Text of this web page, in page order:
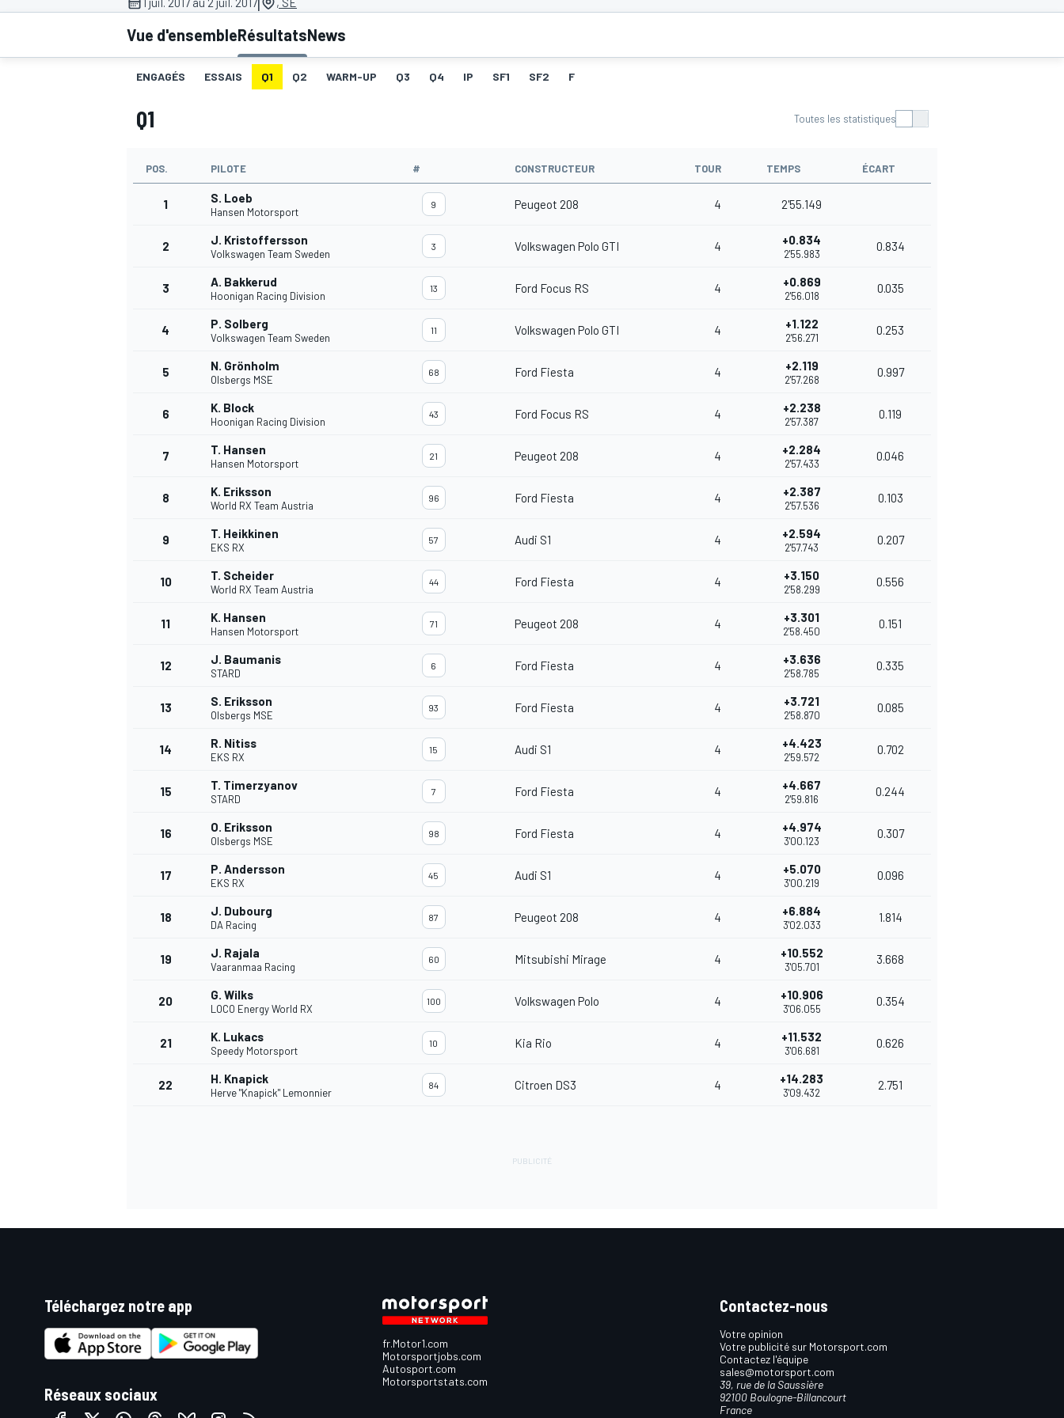
MOTOGP
Vue d'ensembleRésultatsNews
ENGAGÉS ESSAIS Q1 Q2 WARM-UP Q3 Q4 IP SF1 SF2 F
Q1 Toutes les statistiques
POS. PILOTE # CONSTRUCTEUR TOUR TEMPS ÉCART
1 S. Loeb
Hansen Motorsport
9 Peugeot 208 4 2'55.149
2 J. Kristoffersson
Volkswagen Team Sweden
3 Volkswagen Polo GTI 4 +0.834
2'55.983
0.834
3 A. Bakkerud
Hoonigan Racing Division
13 Ford Focus RS 4 +0.869
2'56.018
0.035
4 P. Solberg
Volkswagen Team Sweden
11 Volkswagen Polo GTI 4 +1.122
2'56.271
0.253
5 N. Grönholm
Olsbergs MSE
68 Ford Fiesta 4 +2.119
2'57.268
0.997
6 K. Block
Hoonigan Racing Division
43 Ford Focus RS 4 +2.238
2'57.387
0.119
7 T. Hansen
Hansen Motorsport
21 Peugeot 208 4 +2.284
2'57.433
0.046
8 K. Eriksson
World RX Team Austria
96 Ford Fiesta 4 +2.387
2'57.536
0.103
9 T. Heikkinen
EKS RX
57 Audi S1 4 +2.594
2'57.743
0.207
10 T. Scheider
World RX Team Austria
44 Ford Fiesta 4 +3.150
2'58.299
0.556
11 K. Hansen
Hansen Motorsport
71 Peugeot 208 4 +3.301
2'58.450
0.151
12 J. Baumanis
STARD
6 Ford Fiesta 4 +3.636
2'58.785
0.335
13 S. Eriksson
Olsbergs MSE
93 Ford Fiesta 4 +3.721
2'58.870
0.085
14 R. Nitiss
EKS RX
15 Audi S1 4 +4.423
2'59.572
0.702
15 T. Timerzyanov
STARD
7 Ford Fiesta 4 +4.667
2'59.816
0.244
16 O. Eriksson
Olsbergs MSE
98 Ford Fiesta 4 +4.974
3'00.123
0.307
17 P. Andersson
EKS RX
45 Audi S1 4 +5.070
3'00.219
0.096
18 J. Dubourg
DA Racing
87 Peugeot 208 4 +6.884
3'02.033
1.814
19 J. Rajala
Vaaranmaa Racing
60 Mitsubishi Mirage 4 +10.552
3'05.701
3.668
20 G. Wilks
LOCO Energy World RX
100 Volkswagen Polo 4 +10.906
3'06.055
0.354
21 K. Lukacs
Speedy Motorsport
10 Kia Rio 4 +11.532
3'06.681
0.626
22 H. Knapick
Herve "Knapick" Lemonnier
84 Citroen DS3 4 +14.283
3'09.432
2.751
Téléchargez notre app
Réseaux sociaux
fr.Motor1.com
Motorsportjobs.com
Autosport.com
Motorsportstats.com
Contactez-nous
Votre opinion
Votre publicité sur Motorsport.com
Contactez l'équipe
sales@motorsport.com
39, rue de la Saussière
92100 Boulogne-Billancourt
France